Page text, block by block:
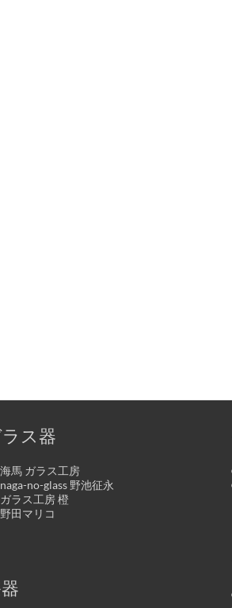
ス器
海馬 ガラス工房
naga-no-glass 野池征永
ガラス工房 橙
野田マリコ